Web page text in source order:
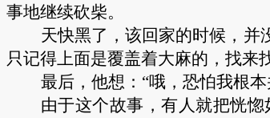
事地继续砍柴。
天快黑了，该回家的时候，并
只记得上面是覆盖着大麻的，找来
最后，他想： “哦，恐怕我根
由于这个故事，有人就把恍